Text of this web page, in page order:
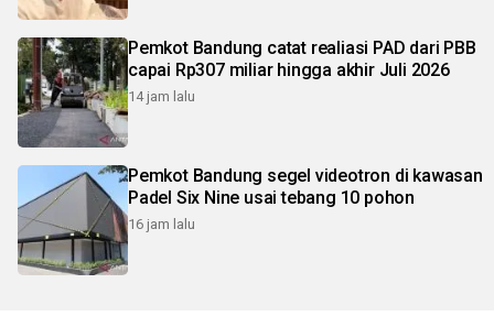
Pemkot Bandung catat realiasi PAD dari PBB
capai Rp307 miliar hingga akhir Juli 2026
14 jam lalu
Pemkot Bandung segel videotron di kawasan
Padel Six Nine usai tebang 10 pohon
16 jam lalu